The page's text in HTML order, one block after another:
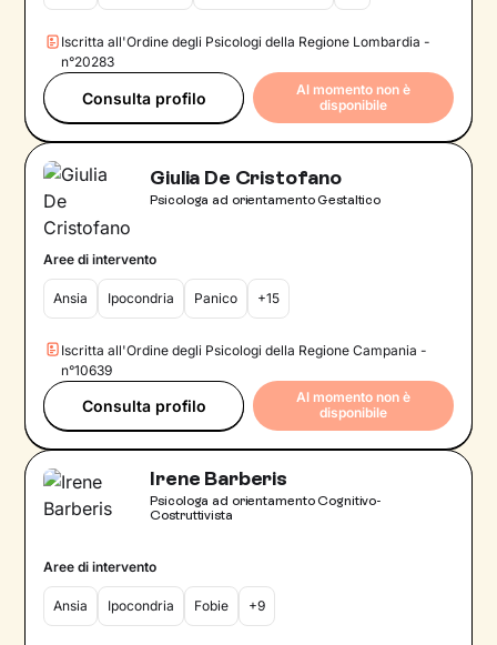
Iscritta all'Ordine degli Psicologi della Regione Lombardia -
n°20283
Consulta profilo
Al momento non è
disponibile
Giulia De Cristofano
Psicologa ad orientamento Gestaltico
Aree di intervento
Ansia Ipocondria Panico +15
Iscritta all'Ordine degli Psicologi della Regione Campania -
n°10639
Consulta profilo
Al momento non è
disponibile
Irene Barberis
Psicologa ad orientamento Cognitivo-
Costruttivista
Aree di intervento
Ansia Ipocondria Fobie +9